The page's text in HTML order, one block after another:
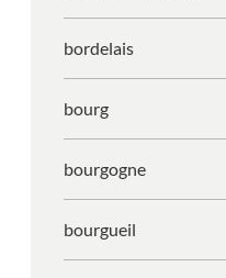
bordelais
bourg
bourgogne
bourgueil